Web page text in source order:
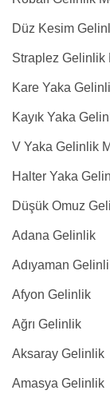
Düz Kesim
Straplez Gelinlik
Kare Yaka
Kayık Yaka
V Yaka Gelinlik
Halter Yaka
Düşük Omuz
Adana Gelinlik
Adıyaman
Afyon Gelinlik
Ağrı Gelinlik
Aksaray Gelinlik
Amasya Gelinlik